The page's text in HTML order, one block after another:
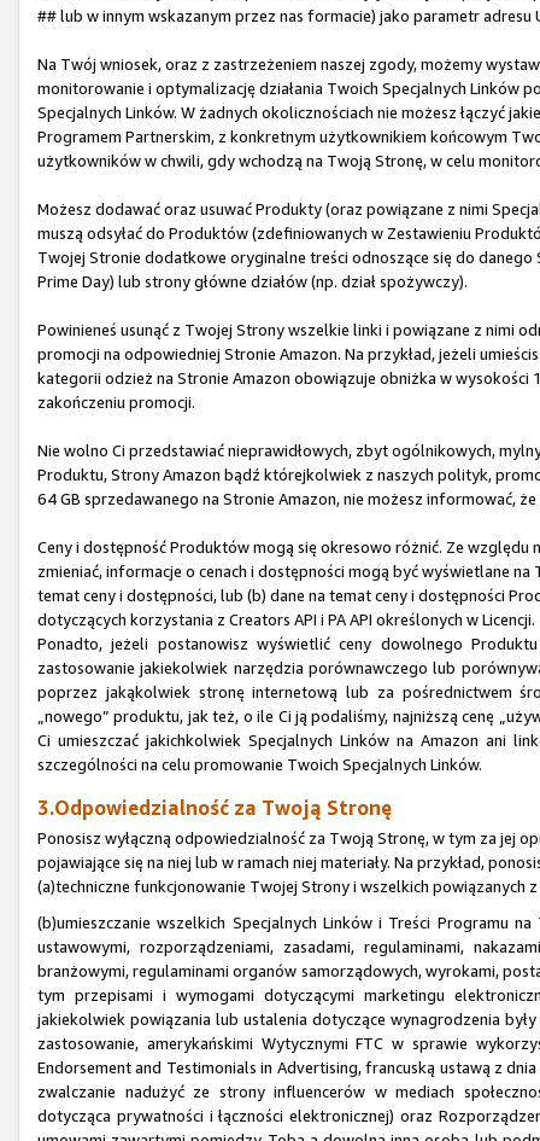
## lub w innym wskazanym przez nas formacie) jako parametr
Na Twój wniosek, oraz z zastrzeżeniem naszej zgody, możemy
monitorowanie i optymalizację działania Twoich Specjalnych Linków
Specjalnych Linków. W żadnych okolicznościach nie możesz łączyć
Programem Partnerskim, z konkretnym użytkownikiem końcowym
użytkowników w chwili, gdy wchodzą na Twoją Stronę, w celu
Możesz dodawać oraz usuwać Produkty (oraz powiązane z nimi
muszą odsyłać do Produktów (zdefiniowanych w Zestawieniu
Twojej Stronie dodatkowe oryginalne treści odnoszące się do
Prime Day) lub strony główne działów (np. dział spożywczy).
Powinieneś usunąć z Twojej Strony wszelkie linki i powiązane z nimi
promocji na odpowiedniej Stronie Amazon. Na przykład, jeżeli
kategorii odzież na Stronie Amazon obowiązuje obniżka w wysokości
zakończeniu promocji.
Nie wolno Ci przedstawiać nieprawidłowych, zbyt ogólnikowych,
Produktu, Strony Amazon bądź którejkolwiek z naszych polityk,
64 GB sprzedawanego na Stronie Amazon, nie możesz informować,
Ceny i dostępność Produktów mogą się okresowo różnić. Ze względu
zmieniać, informacje o cenach i dostępności mogą być wyświetlane
temat ceny i dostępności, lub (b) dane na temat ceny i dostępności
dotyczących korzystania z Creators API i PA API określonych w Licencji.
Ponadto, jeżeli postanowisz wyświetlić ceny dowolnego
zastosowanie jakiekolwiek narzędzia porównawczego lub
poprzez jakąkolwiek stronę internetową lub za pośrednictwem
„nowego” produktu, jak też, o ile Ci ją podaliśmy, najniższą cenę
Ci umieszczać jakichkolwiek Specjalnych Linków na Amazon ani
szczególności na celu promowanie Twoich Specjalnych Linków.
3.Odpowiedzialność za Twoją Stronę
Ponosisz wyłączną odpowiedzialność za Twoją Stronę, w tym za jej
pojawiające się na niej lub w ramach niej materiały. Na przykład,
(a)techniczne funkcjonowanie Twojej Strony i wszelkich powiązanych
(b)umieszczanie wszelkich Specjalnych Linków i Treści Programu
ustawowymi, rozporządzeniami, zasadami, regulaminami,
branżowymi, regulaminami organów samorządowych, wyrokami,
tym przepisami i wymogami dotyczącymi marketingu
jakiekolwiek powiązania lub ustalenia dotyczące wynagrodzenia
zastosowanie, amerykańskimi Wytycznymi FTC w sprawie
Endorsement and Testimonials in Advertising, francuską ustawą z
zwalczanie nadużyć ze strony influencerów w mediach
dotycząca prywatności i łączności elektronicznej) oraz